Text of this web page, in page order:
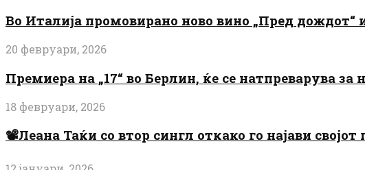
Во Италија промовирано ново вино „Пред
20 февруари, 2026
Премиера на „17“ во Берлин, ќе се натпреварува
18 февруари, 2026
📽️Леана Таќи со втор сингл откако го најави